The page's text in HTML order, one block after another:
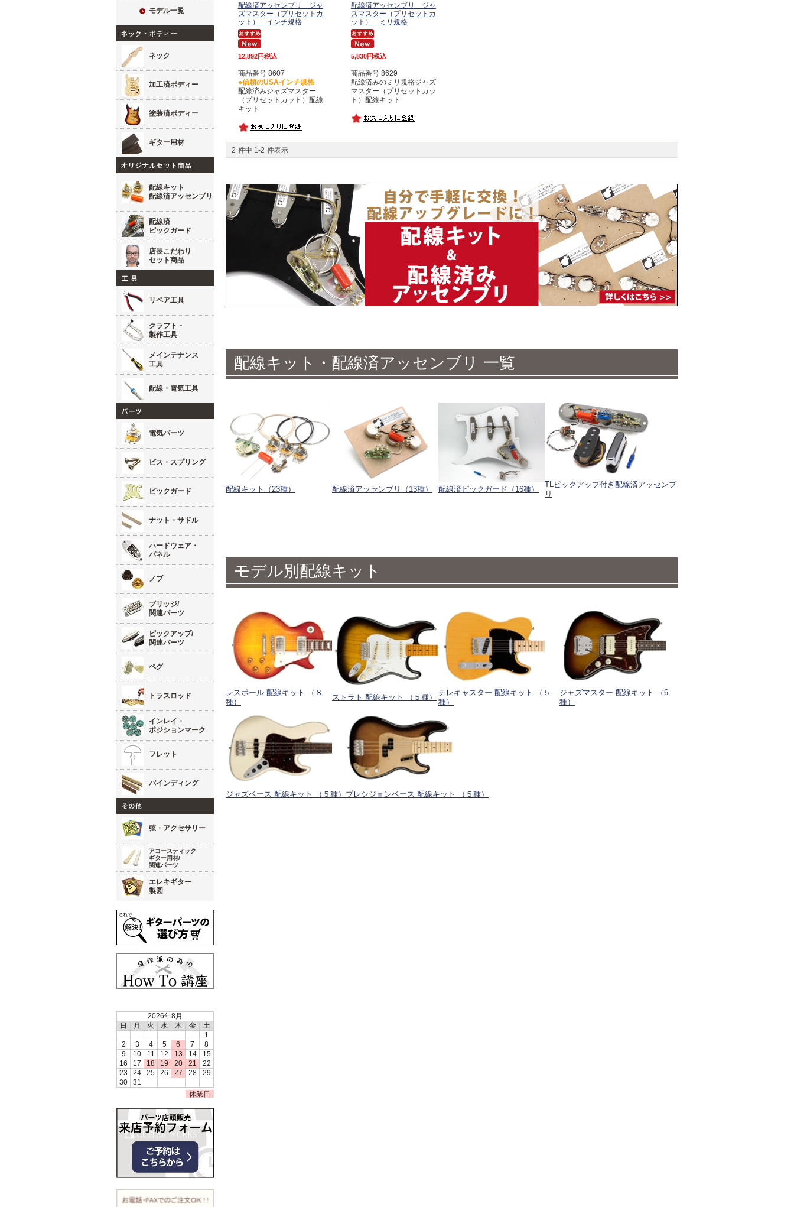
モデル一覧
ネック
加工済ボディー
塗装済ボディー
ギター用材
配線キット
配線済アッセンブリ
配線済
ピックガード
店長こだわり
セット商品
リペア工具
クラフト・
製作工具
メインテナンス
工具
配線・電気工具
電気パーツ
ビス・スプリング
ピックガード
ナット・サドル
ハードウェア・
パネル
ノブ
ブリッジ/
関連パーツ
ピックアップ/
関連パーツ
ペグ
トラスロッド
インレイ・
ポジションマーク
フレット
バインディング
弦・アクセサリー
アコースティック
ギター用材/
関連パーツ
エレキギター
製図
2026年8月
日
月 火 水 木 金
土
1
2
3 4 5 6 7
8
9
10 11 12 13 14
15
16
17 18 19 20 21
22
23
24 25 26 27 28
29
30
31
休業日
配線済アッセンブリ ジャ
ズマスター（プリセットカ
ット） インチ規格
12,892 税込
商品番号 8607
●信頼のUSAインチ規格
配線済みジャズマスター
（プリセットカット）配線
キット
配線済アッセンブリ ジャ
ズマスター（プリセットカ
ット） ミリ規格
5,830 税込
商品番号 8629
配線済みのミリ規格ジャズ
マスター（プリセットカッ
ト）配線キット
2 件中 1 -2 件表示
配線キット・配線済アッセンブリ 一覧
配線キット（23種） 配線済アッセンブリ（13種） 配線済ピックガード（16種）
TLピックアップ付き配線済アッセンブ
リ
モデル別配線キット
レスポール 配線キット （８
種）
ストラト 配線キット （５種）
テレキャスター 配線キット （５
種）
ジャズマスター 配線キット （6
種）
ジャズベース 配線キット （５種） プレシジョンベース 配線キット （５種）